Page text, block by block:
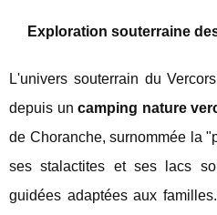
Exploration souterraine
L'univers souterrain du
depuis uncamping nature
de Choranche, surnommée la
ses stalactites et ses lacs
guidées adaptées aux